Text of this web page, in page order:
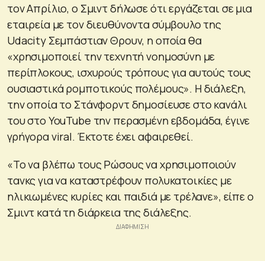
τον Απρίλιο, ο Σμιντ δήλωσε ότι εργάζεται σε μια
εταιρεία με τον διευθύνοντα σύμβουλο της
Udacity Σεμπάστιαν Θρουν, η οποία θα
«χρησιμοποιεί την τεχνητή νοημοσύνη με
περίπλοκους, ισχυρούς τρόπους για αυτούς τους
ουσιαστικά ρομποτικούς πολέμους». Η διάλεξη,
την οποία το Στάνφορντ δημοσίευσε στο κανάλι
του στο YouTube την περασμένη εβδομάδα, έγινε
γρήγορα viral. Έκτοτε έχει αφαιρεθεί.
«Το να βλέπω τους Ρώσους να χρησιμοποιούν
τανκς για να καταστρέφουν πολυκατοικίες με
ηλικιωμένες κυρίες και παιδιά με τρέλανε», είπε ο
Σμιντ κατά τη διάρκεια της διάλεξης.